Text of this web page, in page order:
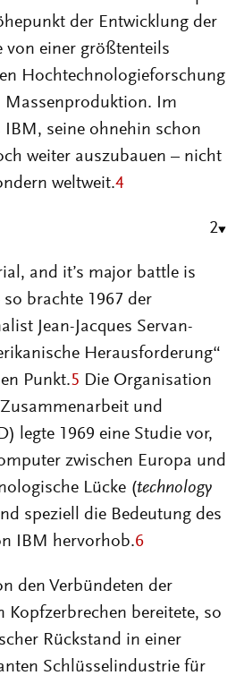
der Entwicklung der
einer größtenteils
Hochtechnologieforschung
Massenproduktion. Im
IBM, seine ohnehin schon
weiter auszubauen – nicht
weltweit.4
2
and it’s major battle is
brachte 1967 der
Jean-Jacques Servan-
Herausforderung“
Punkt.5 Die Organisation
und
legte 1969 eine Studie vor,
zwischen Europa und
Lücke (technology
speziell die Bedeutung des
IBM hervorhob.6
den Verbündeten der
Kopfzerbrechen bereitete, so
Rückstand in einer
Schlüsselindustrie für